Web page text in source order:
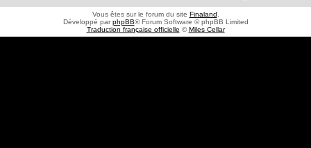
Vous êtes sur le forum du site Finaland
Développé parphpBB® Forum Software © phpBB Limited
Traduction française officielle ©Miles Cellar